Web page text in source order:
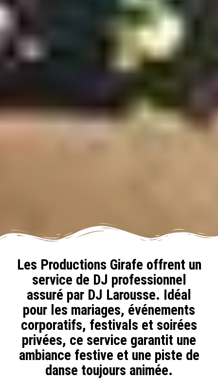
Les Productions Girafe offrent un
service de DJ professionnel
assuré par DJ Larousse. Idéal
pour les mariages, événements
corporatifs, festivals et soirées
privées, ce service garantit une
ambiance festive et une piste de
danse toujours animée.